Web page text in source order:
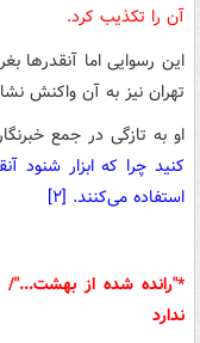
آن را تکذیب کرد.
این رسوایی اما
تهران نیز به آن واکنش
او به تازگی در جمع
کنید چرا که ابزار
استفاده می‌کنند. [۲]
*"رانده شده از بهشت..."/
ندارد